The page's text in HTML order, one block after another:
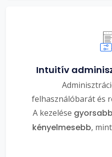
Intuitív
felhasználóbarát és
A kezelése
kényelmesebb,